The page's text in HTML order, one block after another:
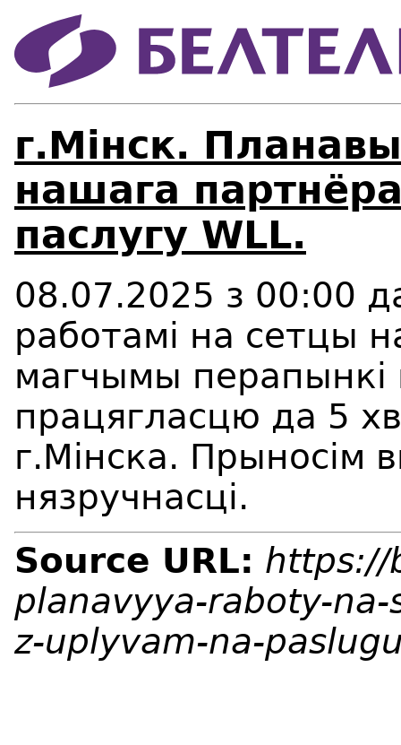
г.Мінск.
нашага
паслугу WLL.
08.07.2025 з 00:00
работамi на сетцы
магчымы перапынкi
працягласцю да 5
г.Мінска. Прыносім
нязручнасці.
Source URL: https://
planavyya-raboty-
z-uplyvam-na-